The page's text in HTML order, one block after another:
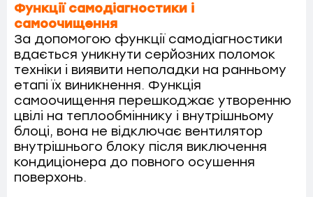
Функції самодіагностики і
самоочищення
За допомогою функції самодіагностики
вдається уникнути серйозних поломок
техніки і виявити неполадки на ранньому
етапі їх виникнення. Функція
самоочищення перешкоджає утворенню
цвілі на теплообміннику і внутрішньому
блоці, вона не відключає вентилятор
внутрішнього блоку після виключення
кондиціонера до повного осушення
поверхонь.